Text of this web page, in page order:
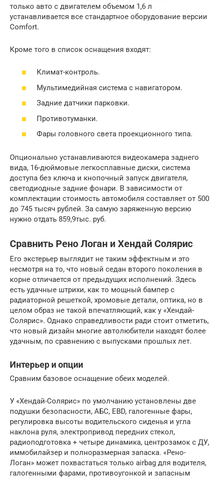
только авто с двигателем объемом 1,6 л
устанавливается все стандартное оборудование версии
Comfort.
Кроме того в список оснащения входят:
Климат-контроль.
Мультимедийная система с навигатором.
Задние датчики парковки.
Противотуманки.
Фары головного света проекционного типа.
Опционально устанавливаются видеокамера заднего
вида, 16-дюймовые легкосплавные диски, система
доступа без ключа и кнопочный запуск двигателя,
светодиодные задние фонари. В зависимости от
комплектации стоимость автомобиля составляет от 500
до 745 тысяч рублей. За самую заряженную версию
нужно отдать 859,9тыс. руб.
Сравнить Рено Логан и Хендай Солярис
Его экстерьер выглядит не таким эффектным и это
несмотря на то, что новый седан второго поколения в
корне отличается от предыдущих исполнений. Здесь
есть удачные штрихи, как то мощный бампер с
радиаторной решеткой, хромовые детали, оптика, но в
целом образ не такой впечатляющий, как у «Хендай-
Солярис». Однако справедливости ради стоит отметить,
что новый дизайн многие автолюбители находят более
удачным, по сравнению с выпусками прошлых лет.
Интерьер и опции
Сравним базовое оснащение обеих моделей.
У «Хендай-Солярис» по умолчанию установлены две
подушки безопасности, АБС, ЕВD, галогенные фары,
регулировка высоты водительского сиденья и угла
наклона руля, электропривод передних стекол,
радиоподготовка + четыре динамика, центрозамок с ДУ,
иммобилайзер и полноразмерная запаска. «Рено-
Логан» может похвастаться только airbag для водителя,
галогенными фарами, противоугонкой и запасным